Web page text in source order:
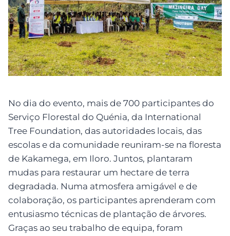
No dia do evento, mais de 700 participantes do
Serviço Florestal do Quénia, da International
Tree Foundation, das autoridades locais, das
escolas e da comunidade reuniram-se na floresta
de Kakamega, em Iloro. Juntos, plantaram
mudas para restaurar um hectare de terra
degradada. Numa atmosfera amigável e de
colaboração, os participantes aprenderam com
entusiasmo técnicas de plantação de árvores.
Graças ao seu trabalho de equipa, foram